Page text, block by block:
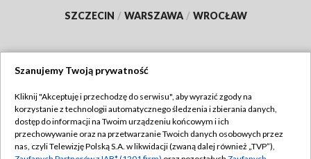
SZCZECIN / WARSZAWA / WROCŁAW
TVP
Abonament TVP
Regulamin TVP
Szanujemy Twoją prywatność
Kliknij "Akceptuję i przechodzę do serwisu", aby wyrazić zgody na
korzystanie z technologii automatycznego śledzenia i zbierania danych,
dostęp do informacji na Twoim urządzeniu końcowym i ich
przechowywanie oraz na przetwarzanie Twoich danych osobowych przez
nas, czyli Telewizję Polską S.A. w likwidacji (zwaną dalej również „TVP”),